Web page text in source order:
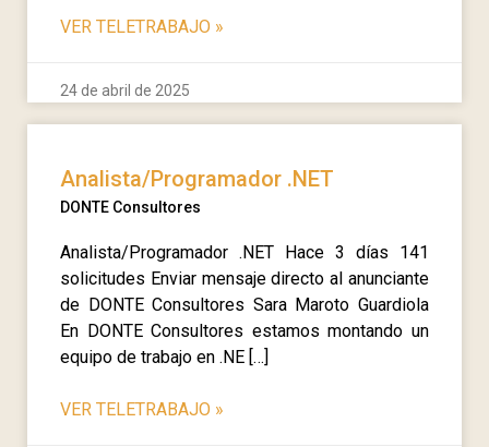
VER TELETRABAJO »
24 de abril de 2025
Analista/Programador .NET
DONTE Consultores
Analista/Programador .NET Hace 3 días 141
solicitudes Enviar mensaje directo al anunciante
de DONTE Consultores Sara Maroto Guardiola
En DONTE Consultores estamos montando un
equipo de trabajo en .NE […]
VER TELETRABAJO »